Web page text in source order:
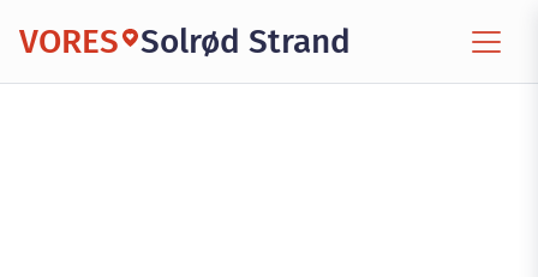
VORES Solrød Strand